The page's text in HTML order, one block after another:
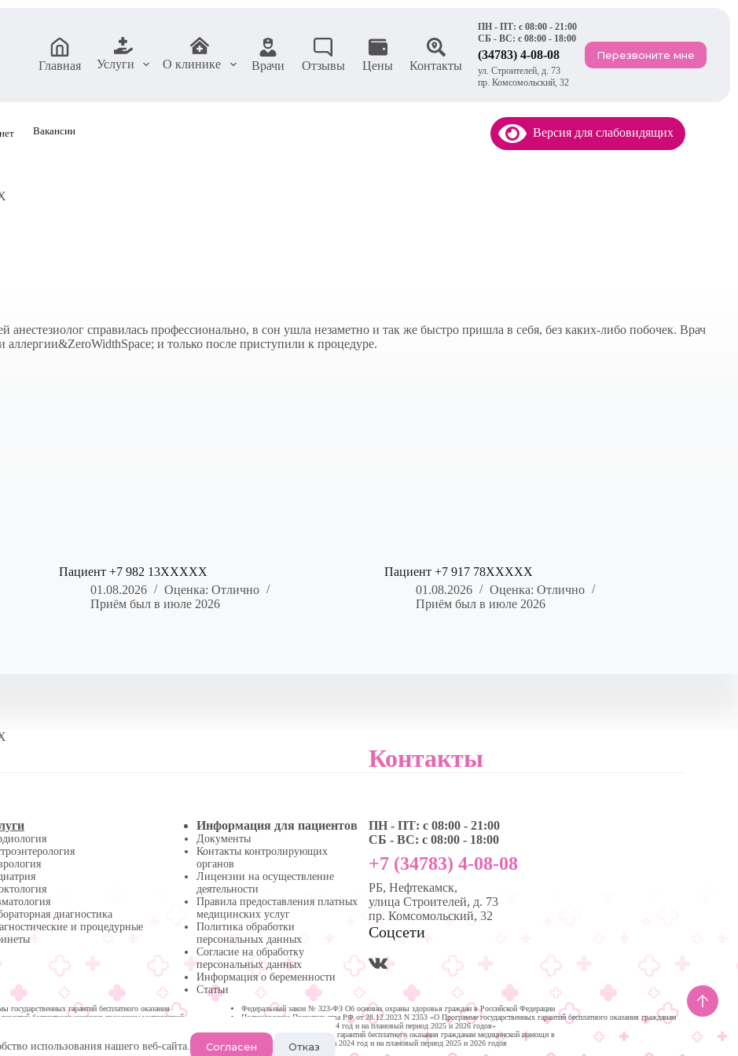
использования нашего веб-сайта. Согласен Отказ
Главная Услуги О клинике Врачи Отзывы Цены Контакты
ПН - ПТ: с 08:00 - 21:00
СБ - ВС: с 08:00 - 18:00
(34783) 4-08-08
ул. Строителей, д. 73
пр. Комсомольский, 32
Перезвоните мне
Вакансии Версия для слабовидящих
анестезиолог справилась профессионально, в сон ушла незаметно и так же быстро пришла в себя, без каких-либо побочек. Врач
аллергии&ZeroWidthSpace; и только после приступили к процедуре.
Пациент +7 982 13XXXXX
01.08.2026
Оценка: Отлично
Приём был в июле 2026
Пациент +7 917 78XXXXX
01.08.2026
Оценка: Отлично
Приём был в июле 2026
диагностика
и процедурные
Информация для пациентов
Документы
Контакты контролирующих
органов
Лицензии на осуществление
деятельности
Правила предоставления платных
медицинских услуг
Политика обработки
персональных данных
Согласие на обработку
персональных данных
Информация о беременности
Статьи
Контакты
ПН - ПТ: с 08:00 - 21:00
СБ - ВС: с 08:00 - 18:00
+7 (34783) 4-08-08
РБ, Нефтекамск,
улица Строителей, д. 73
пр. Комсомольский, 32
Соцсети
гарантий бесплатного оказания
бесплатного оказания гражданам медицинской
Федеральный закон № 323-ФЗ Об основах охраны здоровья граждан в Российской Федерации
Постановление Правительства РФ от 28.12.2023 N 2353 «О Программе государственных гарантий бесплатного оказания гражданам
медицинской помощи на 2024 год и на плановый период 2025 и 2026 годов»
Программа государственных гарантий бесплатного оказания гражданам медицинской помощи в
Республике Башкортостан на 2024 год и на плановый период 2025 и 2026 годов